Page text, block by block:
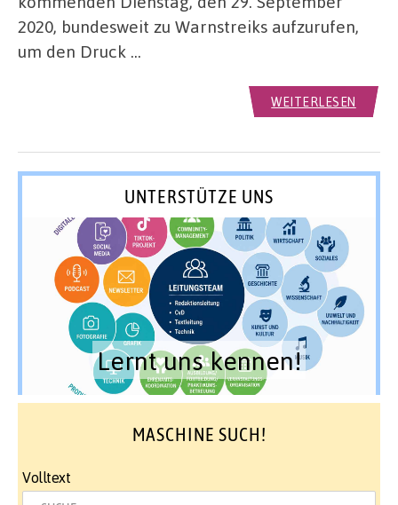
2020, bundesweit zu Warnstreiks aufzurufen,
um den Druck …
WEITERLESEN
UNTERSTÜTZE UNS
Lernt uns kennen!
MASCHINE SUCH!
Volltext